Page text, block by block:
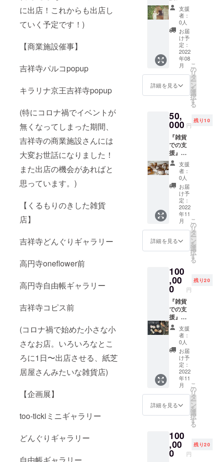
に出店！これからも出店し
ていく予定です！)
【商業施設催事】
吉祥寺パルコpopup
キラリナ京王吉祥寺popup
(特にコロナ禍でイベントが
無くなってしまった期間、
吉祥寺の商業施設さんには
大変お世話になりました！
また出店の機会があればと
思っています。)
【くるもりのきした雑貨
店】
吉祥寺どんぐりギャラリー
高円寺oneflower前
高円寺自由帳ギャラリー
吉祥寺コピス前
(コロナ禍で始めた小さな小
さなお店。いろいろなとこ
ろに1日〜出店させる、紙芝
居屋さんみたいな雑貨店)
【企画展】
too-tickiミニギャラリー
どんぐりギャラリー
自由帳ギャラリー
物：ご
自身が
作りた
いもの
の材料
有効期
限：
2022年
8月〜
12月 ＊
日程は
くださ
い。 ＊
交通費
等はご
負担く
ださ
い。 ＊
お茶・
ちょっ
とした
お菓子
の提供
がござ
いま
す。
の雑貨
店等 ＊
ランチ
料金は
含まれ
ており
ます。
一緒に
食べま
しょ
う。 ＊
ださ
い。
み店長
も一緒
にいま
す） お
客様と
のやり
取り、
納品、
ラッピ
ングな
ど、一
話しな
がら く
るもり
雑貨店
を体験
するこ
とがで
きま
す。 日
程：
2022年
12月頃
～、ご
相談 有
効期
限：
2022年
間：9時
15分頃
～18時
頃 ＊交
通費・
飲食費
はご負
担くだ
さい。
るみ店
長と
フェル
ム・
ド・
フェス
に行こ
う！！
(8月27
日in茨
城県イ
バライ
ド) くる
貨店も
よく参
加させ
て頂い
ている
フェル
ム・
ド・
フェス
inイバ
ライ
ド。 ”こ
もれび
の森イ
バライ
ド”は茨
城にあ
い野外
施設で
す。 今
回はく
るもり
雑貨店
は出店
しませ
んので
８月２
７日
（土）
にくる
み店長
と一緒
に フェ
ルム・
ド・
しょ
う。 日
程：８
月２７
支援
者：
0人
お届
け予
定：
2022
年08
月
詳細を見る
こ
の
リ
タ
ー
ン
を
選
択
す
る
50,
000 円
残り10
『雑貨
での支
援』く
るもり
雑貨店
のイン
テリア
雑貨お
届け（6
回） イ
ンテリ
ア雑貨
の作家
さまが
製作し
たも
たはく
るもり
雑貨店
店主く
るみど
りーむ
製作の
インテ
リア雑
貨 を隔
月でお
届けし
ます
（全6
個、期
間は
2022年
11月～
2023年
9月予
＊くる
み店長
直筆の
お手紙
支援
者：
0人
お届
け予
定：
2022
年11
月
詳細を見る
こ
の
リ
タ
ー
ン
を
選
択
す
る
100
,00
0 円
残り20
『雑貨
での支
援』く
るみ店
長セレ
クト！
ブロー
チ推し
の会
（12ヶ
月、毎
月1個
計12
個） 毎
月、店
長がセ
したブ
ローチ
が一
つ、お
支援
者：
0人
お届
け予
定：
2022
年11
月
詳細を見る
こ
の
リ
タ
ー
ン
を
選
択
す
る
100
,00
0 円
残り20